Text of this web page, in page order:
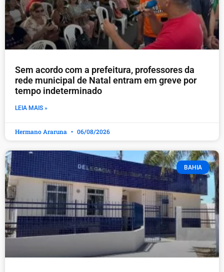
​Sem acordo com a prefeitura, professores da
rede municipal de Natal entram em greve por
tempo indeterminado
LEIA MAIS »
Hermano Araruna 06/08/2026
BAHIA